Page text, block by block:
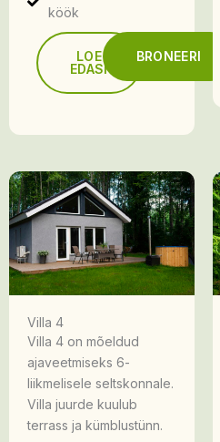
köök
LOE
EDASI
BRONEERI
Villa 4
Villa 4 on mõeldud
ajaveetmiseks 6-
liikmelisele seltskonnale.
Villa juurde kuulub
terrass ja kümblustünn.